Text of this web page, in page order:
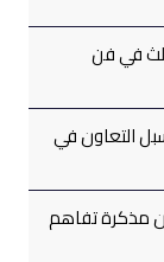
في فن
التعاون في
مذكرة تفاهم